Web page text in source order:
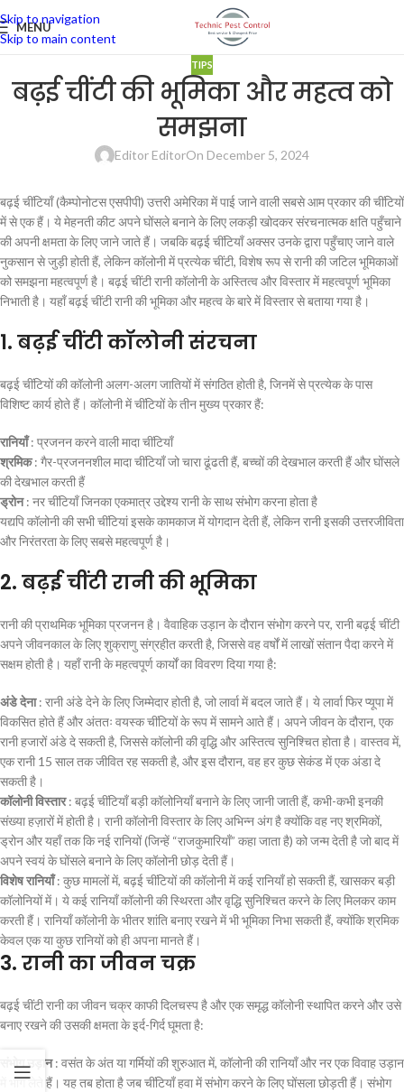
Skip to navigation
Skip to main content
MENU
TIPS
बढ़ई चींटी की भूमिका और महत्व को
समझना
Editor EditorOn December 5, 2024
बढ़ई चींटियाँ (कैम्पोनोटस एसपीपी) उत्तरी अमेरिका में पाई जाने वाली सबसे आम प्रकार की चींटियों
में से एक हैं। ये मेहनती कीट अपने घोंसले बनाने के लिए लकड़ी खोदकर संरचनात्मक क्षति पहुँचाने
की अपनी क्षमता के लिए जाने जाते हैं। जबकि बढ़ई चींटियाँ अक्सर उनके द्वारा पहुँचाए जाने वाले
नुकसान से जुड़ी होती हैं, लेकिन कॉलोनी में प्रत्येक चींटी, विशेष रूप से रानी की जटिल भूमिकाओं
को समझना महत्वपूर्ण है। बढ़ई चींटी रानी कॉलोनी के अस्तित्व और विस्तार में महत्वपूर्ण भूमिका
निभाती है। यहाँ बढ़ई चींटी रानी की भूमिका और महत्व के बारे में विस्तार से बताया गया है।
1.बढ़ई चींटी कॉलोनी संरचना
बढ़ई चींटियों की कॉलोनी अलग-अलग जातियों में संगठित होती है, जिनमें से प्रत्येक के पास
विशिष्ट कार्य होते हैं। कॉलोनी में चींटियों के तीन मुख्य प्रकार हैं:
रानियाँ: प्रजनन करने वाली मादा चींटियाँ
श्रमिक: गैर-प्रजननशील मादा चींटियाँ जो चारा ढूंढती हैं, बच्चों की देखभाल करती हैं और घोंसले
की देखभाल करती हैं
ड्रोन: नर चींटियाँ जिनका एकमात्र उद्देश्य रानी के साथ संभोग करना होता है
यद्यपि कॉलोनी की सभी चींटियां इसके कामकाज में योगदान देती हैं, लेकिन रानी इसकी उत्तरजीविता
और निरंतरता के लिए सबसे महत्वपूर्ण है।
2.बढ़ई चींटी रानी की भूमिका
रानी की प्राथमिक भूमिका प्रजनन है। वैवाहिक उड़ान के दौरान संभोग करने पर, रानी बढ़ई चींटी
अपने जीवनकाल के लिए शुक्राणु संग्रहीत करती है, जिससे वह वर्षों में लाखों संतान पैदा करने में
सक्षम होती है। यहाँ रानी के महत्वपूर्ण कार्यों का विवरण दिया गया है:
अंडे देना: रानी अंडे देने के लिए जिम्मेदार होती है, जो लार्वा में बदल जाते हैं। ये लार्वा फिर प्यूपा में
विकसित होते हैं और अंततः वयस्क चींटियों के रूप में सामने आते हैं। अपने जीवन के दौरान, एक
रानी हजारों अंडे दे सकती है, जिससे कॉलोनी की वृद्धि और अस्तित्व सुनिश्चित होता है। वास्तव में,
एक रानी 15 साल तक जीवित रह सकती है, और इस दौरान, वह हर कुछ सेकंड में एक अंडा दे
सकती है।
कॉलोनी विस्तार: बढ़ई चींटियाँ बड़ी कॉलोनियाँ बनाने के लिए जानी जाती हैं, कभी-कभी इनकी
संख्या हज़ारों में होती है। रानी कॉलोनी विस्तार के लिए अभिन्न अंग है क्योंकि वह नए श्रमिकों,
ड्रोन और यहाँ तक कि नई रानियों (जिन्हें “राजकुमारियाँ” कहा जाता है) को जन्म देती है जो बाद में
अपने स्वयं के घोंसले बनाने के लिए कॉलोनी छोड़ देती हैं।
विशेष रानियाँ: कुछ मामलों में, बढ़ई चींटियों की कॉलोनी में कई रानियाँ हो सकती हैं, खासकर बड़ी
कॉलोनियों में। ये कई रानियाँ कॉलोनी की स्थिरता और वृद्धि सुनिश्चित करने के लिए मिलकर काम
करती हैं। रानियाँ कॉलोनी के भीतर शांति बनाए रखने में भी भूमिका निभा सकती हैं, क्योंकि श्रमिक
केवल एक या कुछ रानियों को ही अपना मानते हैं।
3.रानी का जीवन चक्र
बढ़ई चींटी रानी का जीवन चक्र काफी दिलचस्प है और एक समृद्ध कॉलोनी स्थापित करने और उसे
बनाए रखने की उसकी क्षमता के इर्द-गिर्द घूमता है:
संभोग उड़ान: वसंत के अंत या गर्मियों की शुरुआत में, कॉलोनी की रानियाँ और नर एक विवाह उड़ान
में भाग लेते हैं। यह तब होता है जब चींटियाँ हवा में संभोग करने के लिए घोंसला छोड़ती हैं। संभोग